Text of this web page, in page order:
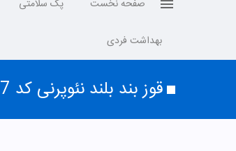
صفحه نخست پک سلامتی
بهداشت فردی
قوز بند بلند نئوپرنی کد 7007 سایز XL پین مد